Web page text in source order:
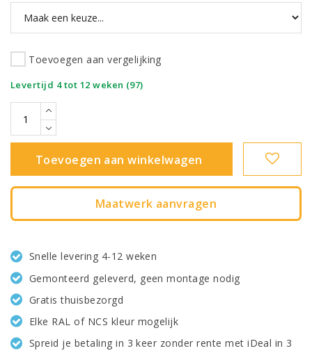
Toevoegen aan vergelijking
Levertijd 4 tot 12 weken (97)
Toevoegen aan winkelwagen
Maatwerk aanvragen
Snelle levering 4-12 weken
Gemonteerd geleverd, geen montage nodig
Gratis thuisbezorgd
Elke RAL of NCS kleur mogelijk
Spreid je betaling in 3 keer zonder rente met iDeal in 3